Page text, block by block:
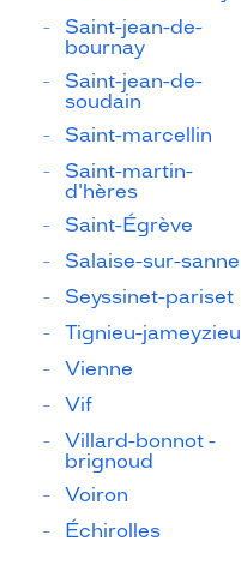
Saint-jean-de-
bournay
Saint-jean-de-
soudain
Saint-marcellin
Saint-martin-
d'hères
Saint-Égrève
Salaise-sur-sanne
Seyssinet-pariset
Tignieu-jameyzieu
Vienne
Vif
Villard-bonnot -
brignoud
Voiron
Échirolles